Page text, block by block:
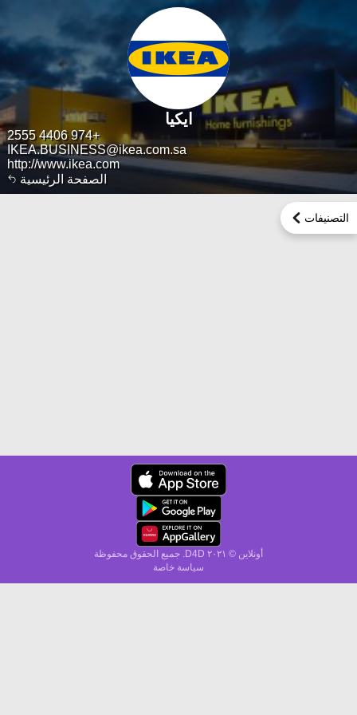
الصفحة الرئيسية
+974 4406 2555
IKEA.BUSINESS@ikea.com.sa
http://www.ikea.com
ايكيا
التصنيفات
أونلاين © ۲۰٢١ D4D. جميع الحقوق محفوظة
سياسة خاصة